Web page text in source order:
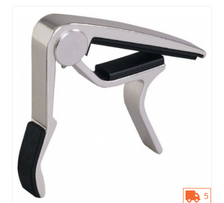
Tuşlu Çalgılar
Vurmalı Çalgılar
Yaylı Çalgılar
Türk Müziği Enstrümanları
Yeni Gelenler
Kampanyalar
5